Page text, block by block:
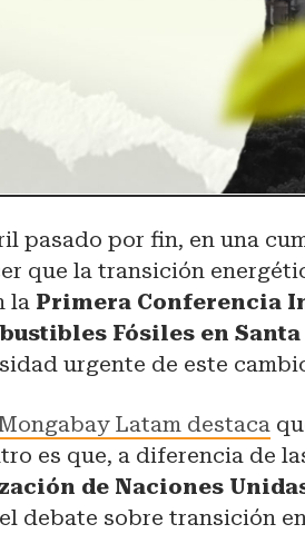
pasado por fin, en una
que la transición
la Primera Conferencia
Fósiles en
urgente de este
Latam destaca
es que, a diferencia de
de Naciones
debate sobre transición